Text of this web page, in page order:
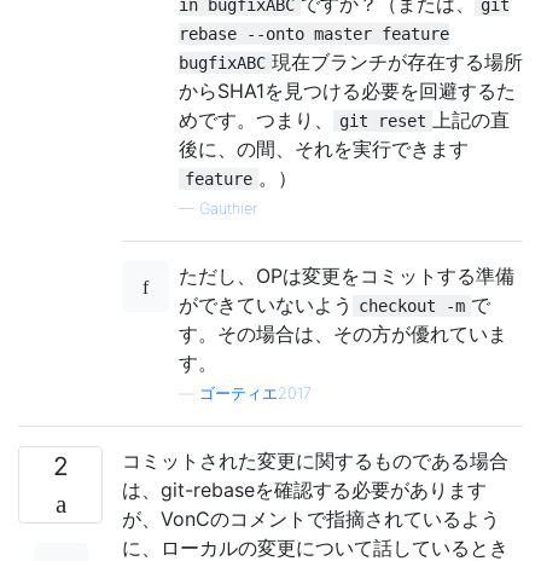
in bugfixABC
git
rebase --onto master feature
bugfixABC 現在ブランチが存在する場所
からSHA1を見つける必要を回避するた
めです。つまり、
git reset
上記の直
後に、の間、それを実行できます
feature 。）
— Gauthier
ただし、OPは変更をコミットする準備
ができていないよう
checkout -m で
す。その場合は、その方が優れていま
す。
ゴーティエ2017
2
コミットされた変更に関するものである場合
は、git-rebaseを確認する必要があります
が、VonCのコメントで指摘されているよう
に、ローカルの変更について話しているとき